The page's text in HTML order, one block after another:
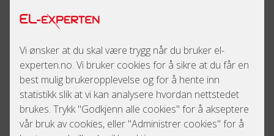
Om du skal pusse opp eller bygge nytt, krever
dette både tid og energi. Men, mye er gjort med
god planlegging. Vi hjelper deg.